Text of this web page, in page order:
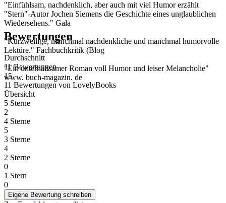
"Einfühlsam, nachdenklich, aber auch mit viel Humor erzählt
"Stern"-Autor Jochen Siemens die Geschichte eines unglaublichen
Wiedersehens." Gala
"Kurzweilige, manchmal nachdenkliche und manchmal humorvolle
Lektüre." Fachbuchkritik (Blog
"Ein unterhaltsamer Roman voll Humor und leiser Melancholie"
www. buch-magazin. de
Bewertungen
Durchschnitt
11 Bewertungen
15
11 Bewertungen von LovelyBooks
Übersicht
5 Sterne
2
4 Sterne
5
3 Sterne
4
2 Sterne
0
1 Stern
0
Eigene Bewertung schreiben